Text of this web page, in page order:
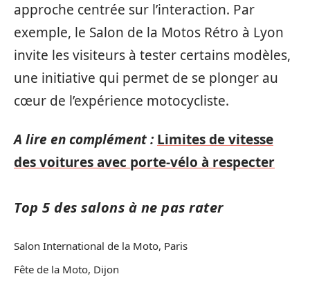
approche centrée sur l’interaction. Par
exemple, le Salon de la Motos Rétro à Lyon
invite les visiteurs à tester certains modèles,
une initiative qui permet de se plonger au
cœur de l’expérience motocycliste.
A lire en complément : Limites de vitesse
des voitures avec porte-vélo à respecter
Top 5 des salons à ne pas rater
Salon International de la Moto, Paris
Fête de la Moto, Dijon